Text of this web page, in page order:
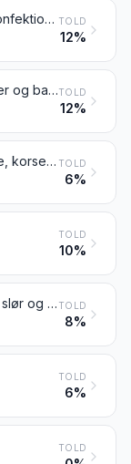
Beklædningsgenstande konfektioneret af tekstilstof henhørende under pos. 5602, 5603, 5903, 5906 eller 5907 TOLD
12%
Træningsdragter, skidragter og badebeklædning; andre beklædningsgenstandeTOLD
12%
Brystholdere, hofteholdere, korsetter, seler, sokkeholdere, strømpebånd og lignende varer og dele dertil, også af trikotage TOLD
6%
TOLD
10%
Sjaler, tørklæder, mantiller, slør og lignende varer TOLD
8%
TOLD
6%
TOLD